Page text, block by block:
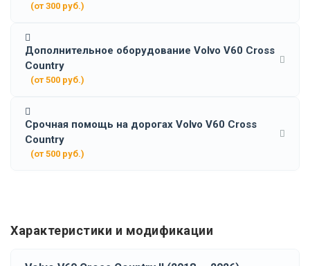
(от 300 руб.)
Дополнительное оборудование Volvo V60 Cross
Country
(от 500 руб.)
Срочная помощь на дорогах Volvo V60 Cross
Country
(от 500 руб.)
Характеристики и модификации